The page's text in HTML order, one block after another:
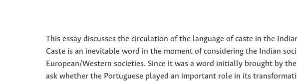
This essay discusses the circulation of the language of caste in the
Caste is an inevitable word in the moment of considering the Indian
European/Western societies. Since it was a word initially brought by
ask whether the Portuguese played an important role in its